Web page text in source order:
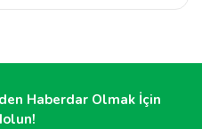
Haberdar Olmak İçin